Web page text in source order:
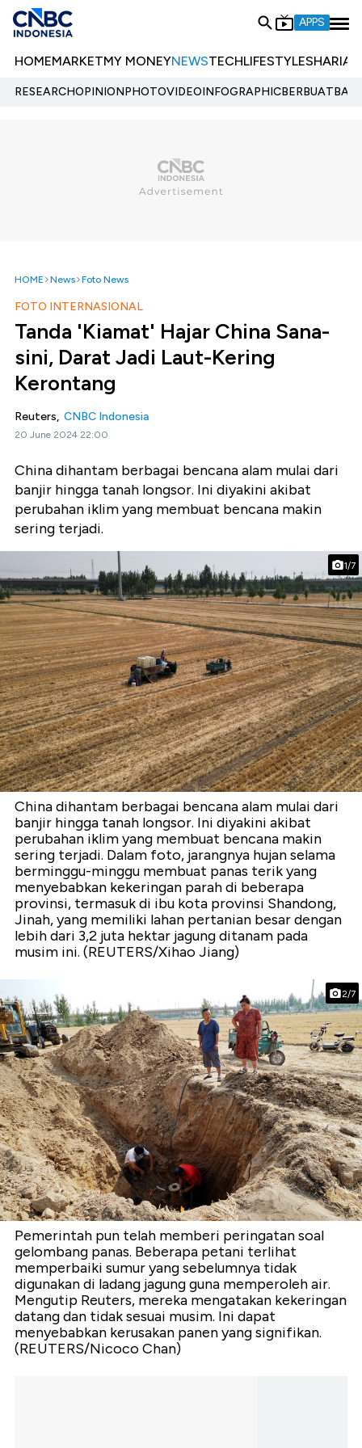
APPS
HOMEMARKETMY MONEYNEWSTECHLIFESTYLESHARIA
RESEARCHOPINIONPHOTOVIDEOINFOGRAPHIC
HOME News Foto News
FOTO INTERNASIONAL
Tanda 'Kiamat' Hajar China Sana-
sini, Darat Jadi Laut-Kering
Kerontang
Reuters, CNBC Indonesia
20 June 2024 22:00
China dihantam berbagai bencana alam mulai dari
banjir hingga tanah longsor. Ini diyakini akibat
perubahan iklim yang membuat bencana makin
sering terjadi.
1/7
China dihantam berbagai bencana alam mulai dari
banjir hingga tanah longsor. Ini diyakini akibat
perubahan iklim yang membuat bencana makin
sering terjadi. Dalam foto, jarangnya hujan selama
berminggu-minggu membuat panas terik yang
menyebabkan kekeringan parah di beberapa
provinsi, termasuk di ibu kota provinsi Shandong,
Jinah, yang memiliki lahan pertanian besar dengan
lebih dari 3,2 juta hektar jagung ditanam pada
musim ini. (REUTERS/Xihao Jiang)
2/7
Pemerintah pun telah memberi peringatan soal
gelombang panas. Beberapa petani terlihat
memperbaiki sumur yang sebelumnya tidak
digunakan di ladang jagung guna memperoleh air.
Mengutip Reuters, mereka mengatakan kekeringan
datang dan tidak sesuai musim. Ini dapat
menyebabkan kerusakan panen yang signifikan.
(REUTERS/Nicoco Chan)